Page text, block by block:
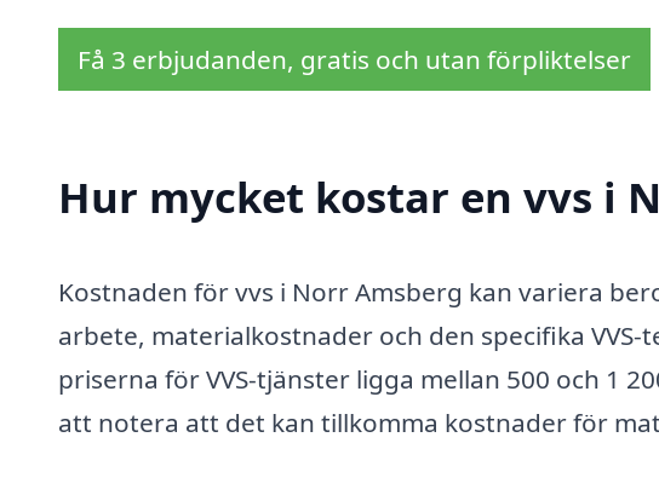
Få 3 erbjudanden, gratis och utan förpliktelser
Hur mycket kostar en vvs i
Kostnaden för vvs i Norr Amsberg kan variera
arbete, materialkostnader och den specifika
priserna för VVS-tjänster ligga mellan 500 och 1
att notera att det kan tillkomma kostnader för